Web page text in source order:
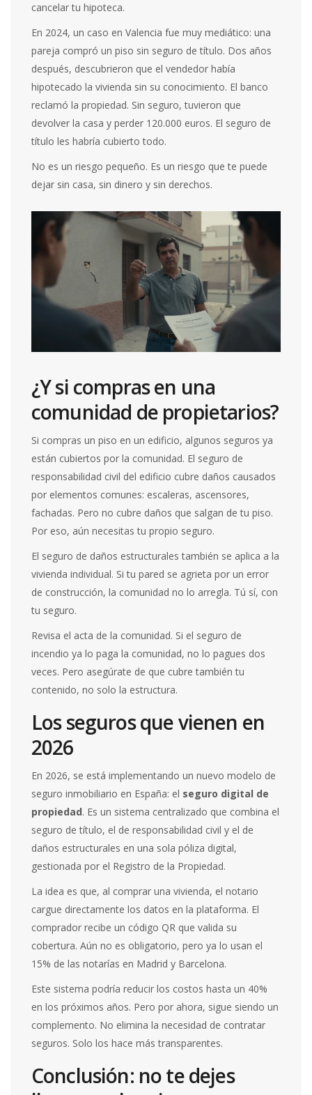
cancelar tu hipoteca.
En 2024, un caso en Valencia fue muy mediático: una
pareja compró un piso sin seguro de título. Dos años
después, descubrieron que el vendedor había
hipotecado la vivienda sin su conocimiento. El banco
reclamó la propiedad. Sin seguro, tuvieron que
devolver la casa y perder 120.000 euros. El seguro de
título les habría cubierto todo.
No es un riesgo pequeño. Es un riesgo que te puede
dejar sin casa, sin dinero y sin derechos.
¿Y si compras en una
comunidad de propietarios?
Si compras un piso en un edificio, algunos seguros ya
están cubiertos por la comunidad. El seguro de
responsabilidad civil del edificio cubre daños causados
por elementos comunes: escaleras, ascensores,
fachadas. Pero no cubre daños que salgan de tu piso.
Por eso, aún necesitas tu propio seguro.
El seguro de daños estructurales también se aplica a la
vivienda individual. Si tu pared se agrieta por un error
de construcción, la comunidad no lo arregla. Tú sí, con
tu seguro.
Revisa el acta de la comunidad. Si el seguro de
incendio ya lo paga la comunidad, no lo pagues dos
veces. Pero asegúrate de que cubre también tu
contenido, no solo la estructura.
Los seguros que vienen en
2026
En 2026, se está implementando un nuevo modelo de
seguro inmobiliario en España: el seguro digital de
propiedad. Es un sistema centralizado que combina el
seguro de título, el de responsabilidad civil y el de
daños estructurales en una sola póliza digital,
gestionada por el Registro de la Propiedad.
La idea es que, al comprar una vivienda, el notario
cargue directamente los datos en la plataforma. El
comprador recibe un código QR que valida su
cobertura. Aún no es obligatorio, pero ya lo usan el
15% de las notarías en Madrid y Barcelona.
Este sistema podría reducir los costos hasta un 40%
en los próximos años. Pero por ahora, sigue siendo un
complemento. No elimina la necesidad de contratar
seguros. Solo los hace más transparentes.
Conclusión: no te dejes